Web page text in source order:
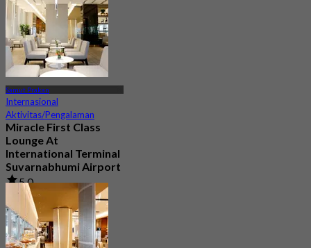
Samut Prakan
Internasional
Aktivitas/Pengalaman
Miracle First Class
Lounge At
International Terminal
Suvarnabhumi Airport
5.0
217 telah dipesan
Dari
฿ 1,320